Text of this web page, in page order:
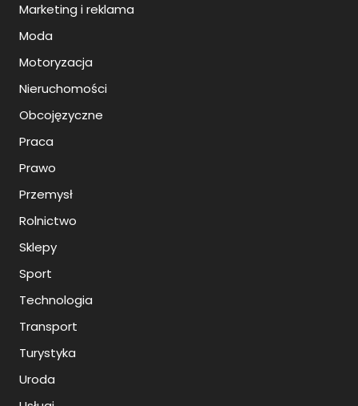
Marketing i reklama
Moda
Motoryzacja
Nieruchomości
Obcojęzyczne
Praca
Prawo
Przemysł
Rolnictwo
Sklepy
Sport
Technologia
Transport
Turystyka
Uroda